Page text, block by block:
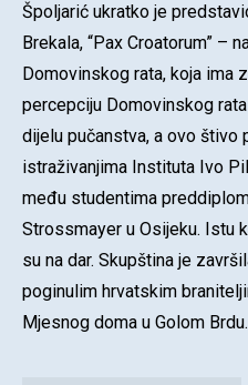
Špoljarić ukratko je
Brekala, “Pax Croatorum” –
Domovinskog rata, koja ima
percepciju Domovinskog
dijelu pučanstva, a ovo štivo
istraživanjima Instituta Ivo
među studentima
Strossmayer u Osijeku. Istu
su na dar. Skupština je
poginulim hrvatskim
Mjesnog doma u Golom Brdu.